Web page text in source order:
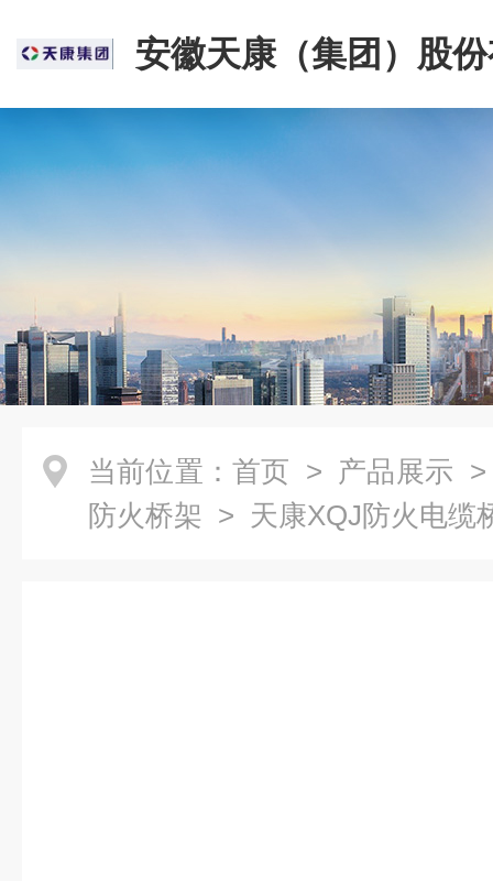
安徽天康（集团）股
司
当前位置： 首页 > 产品展示
防火桥架 > 天康XQJ防火电缆